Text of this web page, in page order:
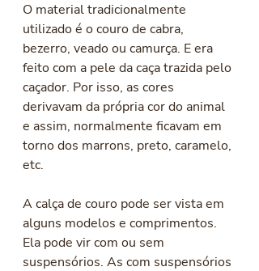
O material tradicionalmente
utilizado é o couro de cabra,
bezerro, veado ou camurça. E era
feito com a pele da caça trazida pelo
caçador. Por isso, as cores
derivavam da própria cor do animal
e assim, normalmente ficavam em
torno dos marrons, preto, caramelo,
etc.
A calça de couro pode ser vista em
alguns modelos e comprimentos.
Ela pode vir com ou sem
suspensórios. As com suspensórios